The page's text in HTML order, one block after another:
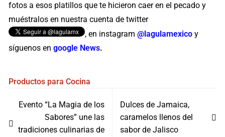
fotos a esos platillos que te hicieron caer en el pecado y
muéstralos en nuestra cuenta de twitter
, en instagram@lagulamexico y
síguenos engoogle News.
Productos para Cocina
de
entradas
Evento “La Magia de los
Sabores” une las
tradiciones culinarias de
Dulces de Jamaica,
caramelos llenos del
sabor de Jalisco